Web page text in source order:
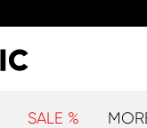
SALE %